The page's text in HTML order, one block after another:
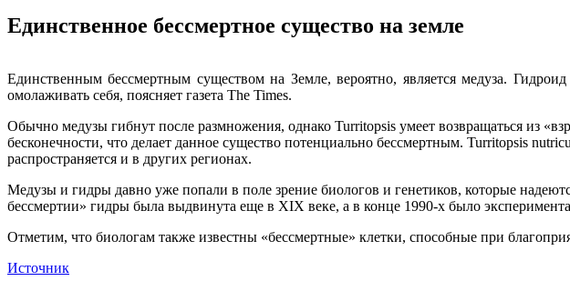
Единственное бессмертное существо на земле
Единственным бессмертным существом на Земле, вероятно, является медуза.
омолаживать себя, поясняет газета The Times.
Обычно медузы гибнут после размножения, однако Turritopsis умеет возвращаться из
бесконечности, что делает данное существо потенциально бессмертным. Turritopsis
распространяется и в других регионах.
Медузы и гидры давно уже попали в поле зрение биологов и генетиков, которые
бессмертии» гидры была выдвинута еще в XIX веке, а в конце 1990-х было
Отметим, что биологам также известны «бессмертные» клетки, способные при
Источник